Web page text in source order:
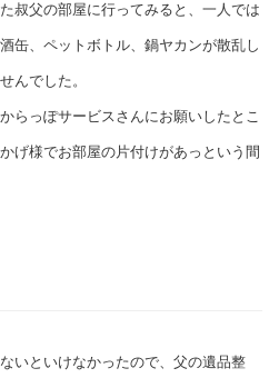
叔父の部屋に行ってみると、一人では
缶、ペットボトル、鍋ヤカンが散乱し
んでした。
らっぽサービスさんにお願いしたとこ
げ様でお部屋の片付けがあっという間
いといけなかったので、父の遺品整